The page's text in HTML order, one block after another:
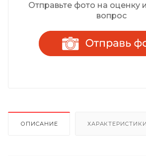
Отправьте фото на оценку
вопрос
ОПИСАНИЕ ХАРАКТЕРИСТИКИ